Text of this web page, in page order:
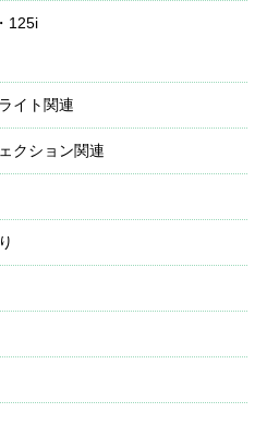
125i
イト関連
クション関連